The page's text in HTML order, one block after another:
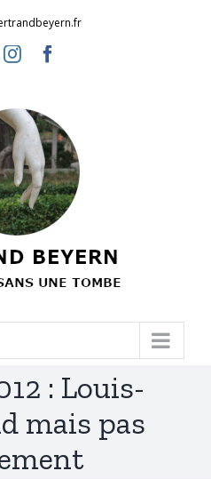
Instagram
: Louis-
mais pas